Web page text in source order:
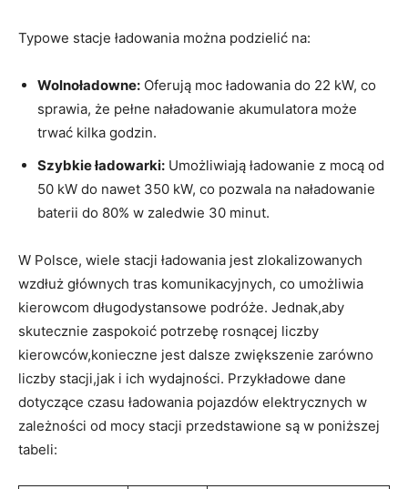
Typowe stacje ładowania można‍ podzielić ⁢na:
Wolnoładowne: Oferują ⁢moc ładowania do 22 kW, co⁣
sprawia, ‌że pełne naładowanie akumulatora może
trwać‌ kilka godzin.
Szybkie⁢ ładowarki: Umożliwiają ⁢ładowanie z mocą od‍
50 ⁣kW do nawet 350 kW, co pozwala na naładowanie
baterii do⁣ 80% w zaledwie 30 minut.
W⁤ Polsce, wiele stacji ładowania jest zlokalizowanych
wzdłuż głównych ⁢tras⁤ komunikacyjnych, co ‌umożliwia
kierowcom długodystansowe podróże. Jednak,aby
skutecznie zaspokoić potrzebę rosnącej liczby
kierowców,konieczne jest dalsze zwiększenie⁤ zarówno
liczby stacji,jak i ich wydajności. Przykładowe dane
dotyczące⁢ czasu ⁤ładowania‌ pojazdów elektrycznych w⁤
zależności od ‍mocy stacji przedstawione są w poniższej
tabeli: